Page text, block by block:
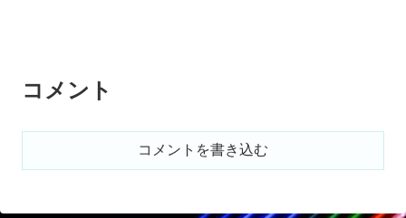
コメント
コメントを書き込む